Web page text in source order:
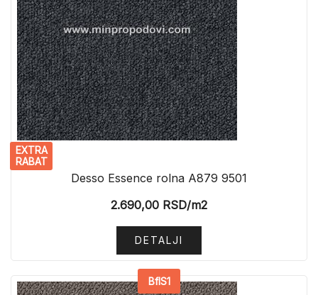
EXTRA
RABAT
Desso Essence rolna A879 9501
2.690,00 RSD/m2
DETALJI
BflS1